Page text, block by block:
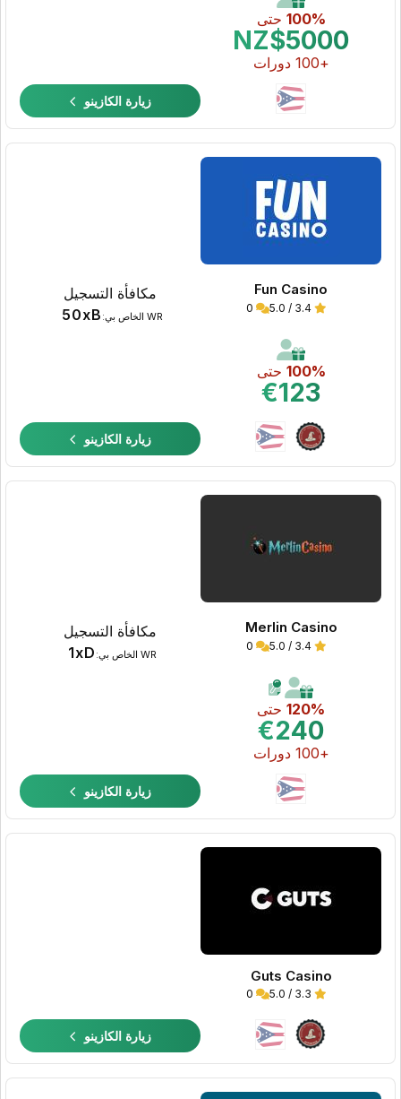
100%حتى
NZ$5000
+100 دورات
زيارة الكازينو
Fun Casino
3.4 / 5.0
0
100%حتى
€123
مكافأة التسجيل
WR الخاص بي: 50xB
زيارة الكازينو
Merlin Casino
3.4 / 5.0
0
120%حتى
€240
+100 دورات
مكافأة التسجيل
WR الخاص بي: 1xD
زيارة الكازينو
Guts Casino
3.3 / 5.0
0
زيارة الكازينو